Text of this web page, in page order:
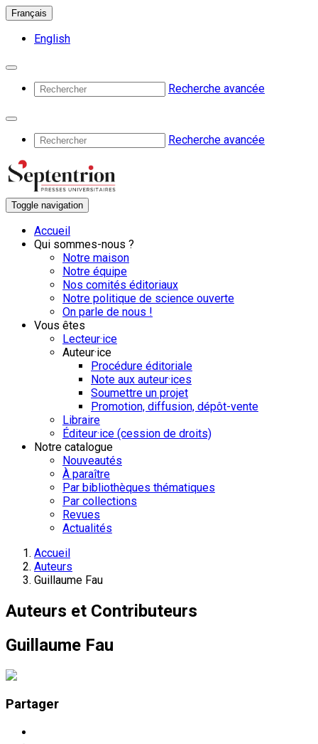
Français
English
Recherche avancée
Recherche avancée
Toggle navigation
Accueil
Qui sommes-nous ?
Notre maison
Notre équipe
Nos comités éditoriaux
Notre politique de science ouverte
On parle de nous !
Vous êtes
Lecteur·ice
Auteur·ice
Procédure éditoriale
Note aux auteur·ices
Soumettre un projet
Promotion, diffusion, dépôt-vente
Libraire
Éditeur·ice (cession de droits)
Notre catalogue
Nouveautés
À paraître
Par bibliothèques thématiques
Par collections
Revues
Actualités
Accueil
Auteurs
Guillaume Fau
Auteurs et Contributeurs
Guillaume Fau
Partager